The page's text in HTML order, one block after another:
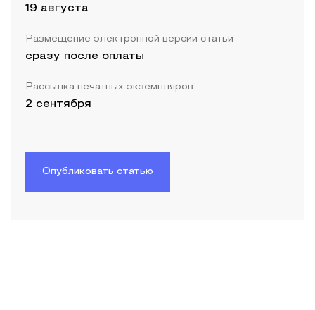
19 августа
Размещение электронной версии статьи
сразу после оплаты
Рассылка печатных экземпляров
2 сентября
Опубликовать статью